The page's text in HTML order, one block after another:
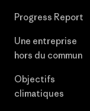
Progress Report
Une entreprise
hors du commun
Objectifs
climatiques